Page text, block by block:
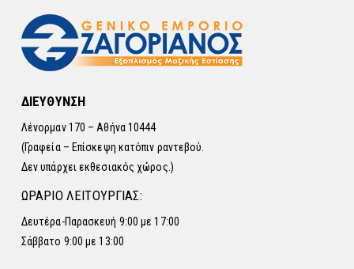
ΔΙΕΥΘΥΝΣΗ
Λένορμαν 170 – Αθήνα 10444
(Γραφεία – Επίσκεψη κατόπιν ραντεβού.
Δεν υπάρχει εκθεσιακός χώρος.)
ΩΡΑΡΙΟ ΛΕΙΤΟΥΡΓΙΑΣ:
Δευτέρα-Παρασκευή 9:00 με 17:00
Σάββατο 9:00 με 13:00